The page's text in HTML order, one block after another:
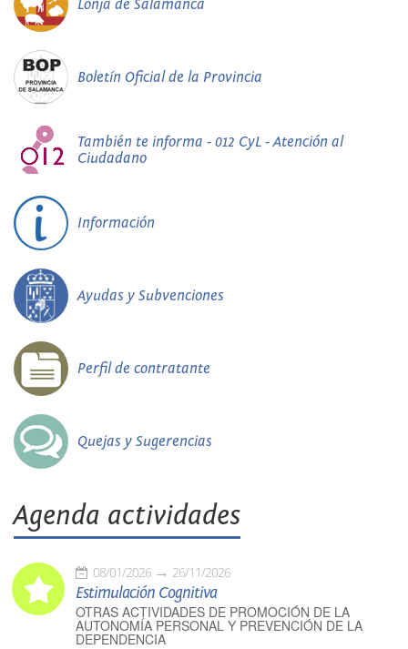
Lonja de Salamanca
Boletín Oficial de la Provincia
También te informa - 012 CyL - Atención al
Ciudadano
Información
Ayudas y Subvenciones
Perfil de contratante
Quejas y Sugerencias
Agenda actividades
08/01/2026 26/11/2026
Estimulación Cognitiva
OTRAS ACTIVIDADES DE PROMOCIÓN DE LA
AUTONOMÍA PERSONAL Y PREVENCIÓN DE LA
DEPENDENCIA